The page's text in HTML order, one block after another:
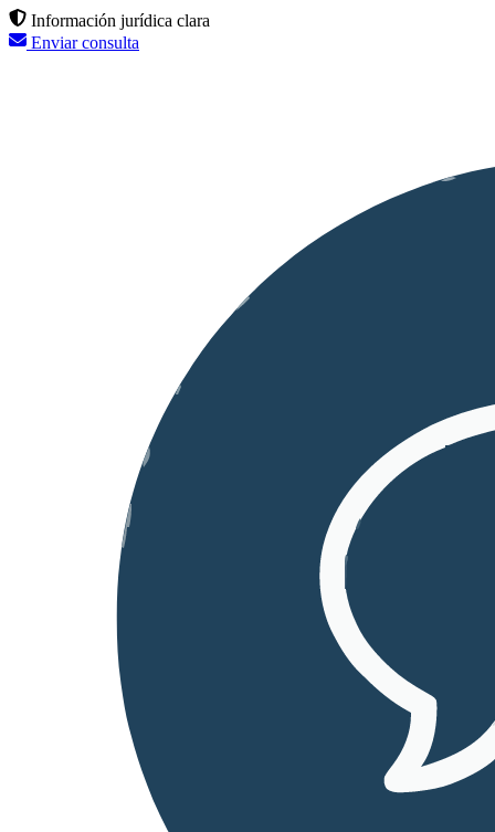
Información jurídica clara
Enviar consulta